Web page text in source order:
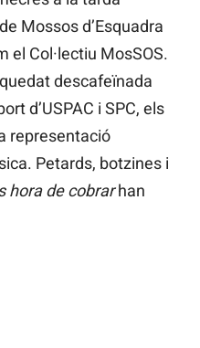
Mossos d’Esquadra
el Col·lectiu MosSOS.
descafeïnada
d’USPAC i SPC, els
representació
Petards, botzines i
hora de cobrarhan